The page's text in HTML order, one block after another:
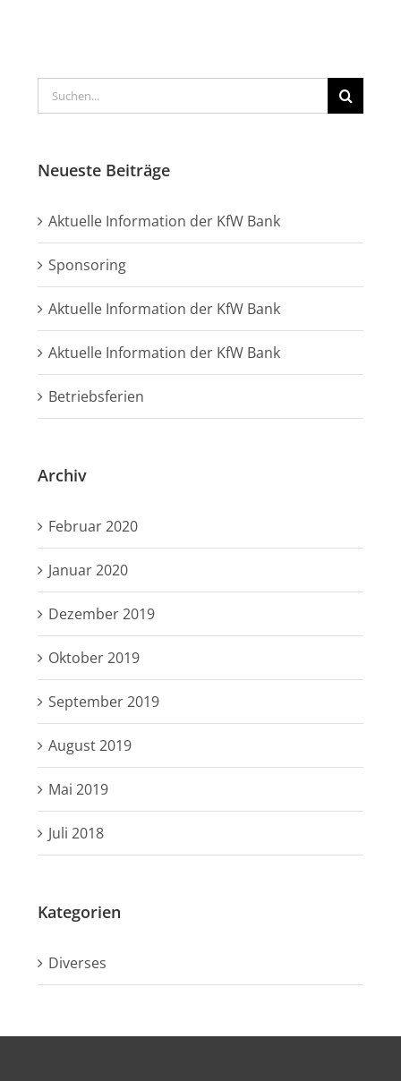
Suche
nach:
Neueste Beiträge
Aktuelle Information der KfW Bank
Sponsoring
Aktuelle Information der KfW Bank
Aktuelle Information der KfW Bank
Betriebsferien
Archiv
Februar 2020
Januar 2020
Dezember 2019
Oktober 2019
September 2019
August 2019
Mai 2019
Juli 2018
Kategorien
Diverses